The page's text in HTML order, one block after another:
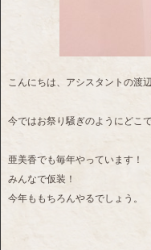
こんにちは、アシスタントの渡辺
今ではお祭り騒ぎのようにどこ
亜美香でも毎年やっています！
みんなで仮装！
今年ももちろんやるでしょう。